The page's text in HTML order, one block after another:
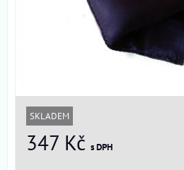
SKLADEM
347 Kč s DPH